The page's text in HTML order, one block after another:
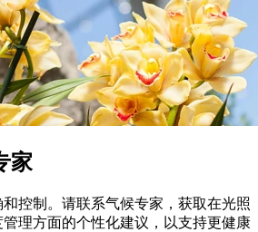
家
控制。请联系气候专家，获取在光照
理方面的个性化建议，以支持更健康